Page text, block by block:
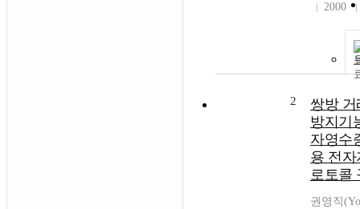
2000
2
쌍방 거
방지기
자영수
용 전자
로토콜
권영직